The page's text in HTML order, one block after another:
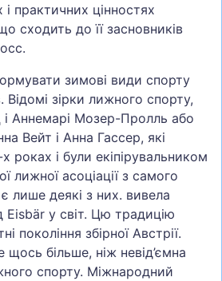
і практичних цінностях
сходить до її засновників
зимові види спорту
зірки лижного спорту,
Аннемарі Мозер-Пролль або
Вейт і Анна Гассер, які
роках і були екіпірувальником
лижної асоціації з самого
є лише деякі з них. вивела
у світ. Цю традицію
покоління збірної Австрії.
щось більше, ніж невід’ємна
спорту. Міжнародний